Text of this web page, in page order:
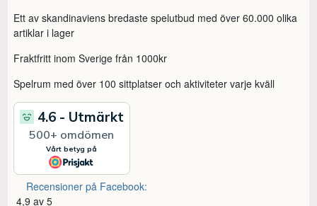
Ett av skandinaviens bredaste spelutbud med över 60.000 olika
artiklar i lager
Fraktfritt inom Sverige från 1000kr
Spelrum med över 100 sittplatser och aktiviteter varje kväll
Recensioner på Facebook:
4,9 av 5